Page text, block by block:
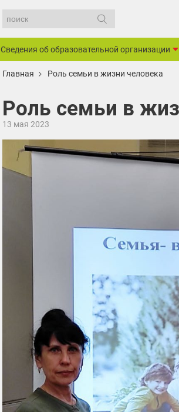
Сведения об образовательной организации
Главная Роль семьи в жизни человека
Роль семьи в
13 мая 2023